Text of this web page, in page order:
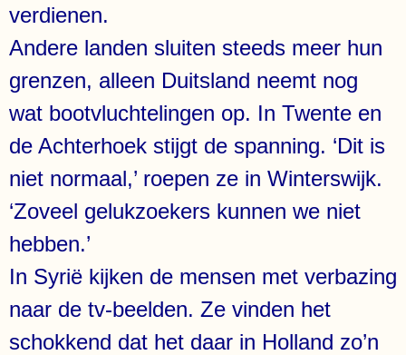
verdienen.
Andere landen sluiten steeds meer hun
grenzen, alleen Duitsland neemt nog
wat bootvluchtelingen op. In Twente en
de Achterhoek stijgt de spanning. ‘Dit is
niet normaal,’ roepen ze in Winterswijk.
‘Zoveel gelukzoekers kunnen we niet
hebben.’
In Syrië kijken de mensen met verbazing
naar de tv-beelden. Ze vinden het
schokkend dat het daar in Holland zo’n